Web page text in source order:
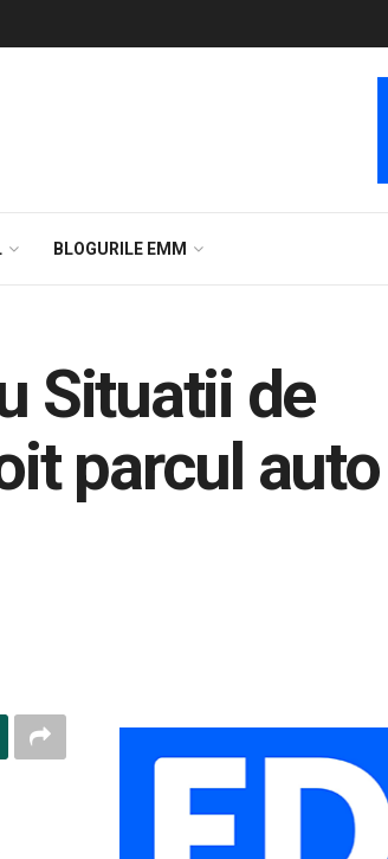
BLOGURILE EMM
Situatii de
parcul